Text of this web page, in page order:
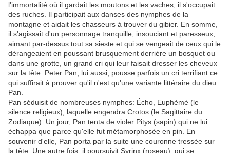
l'immortalité où il gardait les moutons et les vaches; il s'occupait
des ruches. Il participait aux danses des nymphes de la
montagne et aidait les chasseurs à trouver du gibier. En somme,
il s'agissait d'un personnage tranquille, insouciant et paresseux,
aimant par-dessus tout sa sieste et qui se vengeait de ceux qui le
dérangeaient en poussant brusquement derrière un bosquet ou
dans une grotte, un grand cri qui leur faisait dresser les cheveux
sur la tête. Peter Pan, lui aussi, pousse parfois un cri terrifiant ce
qui suffirait à prouver qu'il n'est qu'une variante littéraire du dieu
Pan.
Pan séduisit de nombreuses nymphes: Écho, Euphèmé (le
silence religieux), laquelle engendra Crotos (le Sagittaire du
Zodiaque). Un jour, Pan tenta de violer Pitys (sapin) qui ne lui
échappa que parce qu'elle fut métamorphosée en pin. En
souvenir d'elle, Pan porta par la suite une couronne tressée sur
la tête. Une autre fois, il poursuivit Syrinx (roseau), qui se